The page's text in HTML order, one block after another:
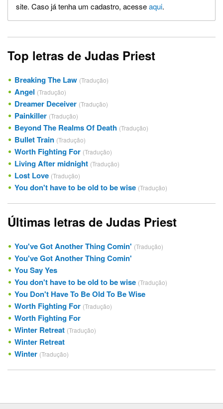
site. Caso já tenha um cadastro, acesseaqui.
Top letras de Judas Priest
Breaking The Law (Tradução)
Angel (Tradução)
Dreamer Deceiver (Tradução)
Painkiller (Tradução)
Beyond The Realms Of Death (Tradução)
Bullet Train (Tradução)
Worth Fighting For (Tradução)
Living After midnight (Tradução)
Lost Love (Tradução)
You don't have to be old to be wise (Tradução)
Últimas letras de Judas Priest
You've Got Another Thing Comin' (Tradução)
You've Got Another Thing Comin'
You Say Yes
You don't have to be old to be wise (Tradução)
You Don't Have To Be Old To Be Wise
Worth Fighting For (Tradução)
Worth Fighting For
Winter Retreat (Tradução)
Winter Retreat
Winter (Tradução)